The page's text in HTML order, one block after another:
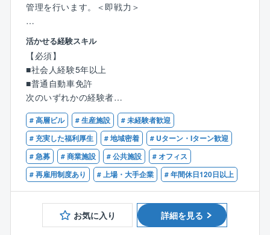
【働き方・福利厚生】
・土日祝日休みで年間休日は123日、残業はおおむね2
0~30時間程度です。自身で業務調整を行い、定時に帰
宅することも可能です。
・時間単位で有休が使える制度や有休を積み立てる制
度、家族の看護休暇が有休と別に付与されているな
ど、家庭と仕事を両立できる制度が多数用意されてい
★2026年度給与改定あり！より安心して意欲的に就業
できる環境整備
※リンクはこちら
https://www.dh-realty.co.jp/news/detail.php?id=389
★充実の福利厚生！家庭と仕事の両立に向けた制度
お子様が生まれた際に一人当たり100万円の支給するお
管理を行います。＜即戦力＞
【魅力】
＜業界NO1の安定性と働きやすさ、社会貢献性の高い
事業展開をしているプライム上場企業です＞
・エリア限定職有、年間休日125日、所定労働時間7.5
時間と働きやすい環境です◎
・火災報知器、消火設備、避難誘導システムなど、多
岐にわたる防災機器を提供しており、幅広いニーズに
対応しており、セコムグループの一員でもあり、確か
な技術と長い歴史で安定した経営基盤を築いていま
す。
・施工管理技士や消防設備士の資格は「歓迎」となっ
内の制度として、消防設備士取得のための講座を受け
ることもできるため、キャリアアップができる環境で
す！
活かせる経験スキル
【必須】
■社会人経験5年以上
■普通自動車免許
次のいずれかの経験者
■衛生、空調、電気、消防施設などにおける施工管理、
設備設計、設備メンテナンス
【歓迎】
■消防設備士
■管/電気施工監技術者、電気工事士など
■建築などのCAD検定資格
# 高層ビル # 生産施設
# 未経験者歓迎
# 充実した福利厚生
# 地域密着
# Uターン・Iターン歓迎
# 急募
# 商業施設 # 公共施設
# オフィス
# 再雇用制度あり
# 上場・大手企業 # 年間休日120日以上
お気に入り 詳細を見る